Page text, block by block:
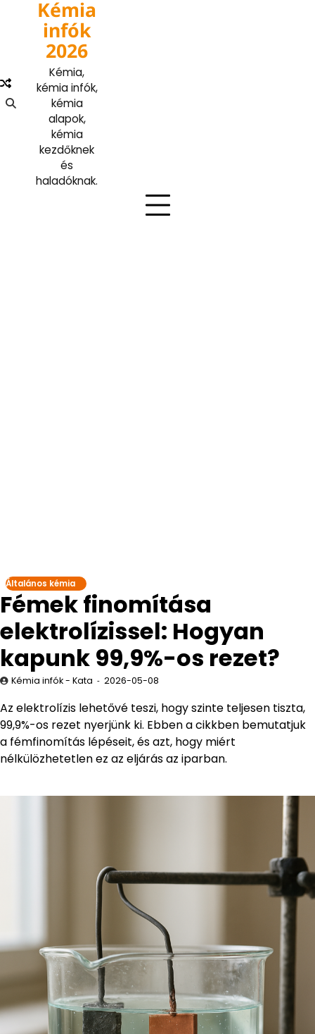
Kémia
infók
2026
Kémia,
kémia infók,
kémia
alapok,
kémia
kezdőknek
és
haladóknak.
Általános kémia
Fémek finomítása
elektrolízissel: Hogyan
kapunk 99,9%-os rezet?
Kémia infók - Kata 2026-05-08
Az elektrolízis lehetővé teszi, hogy szinte teljesen tiszta,
99,9%-os rezet nyerjünk ki. Ebben a cikkben bemutatjuk
a fémfinomítás lépéseit, és azt, hogy miért
nélkülözhetetlen ez az eljárás az iparban.